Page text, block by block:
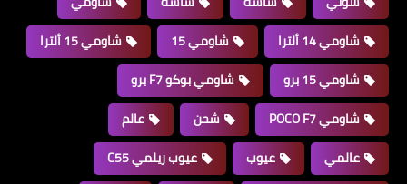
شاومي 14 ألترا
شاومي 15
شاومي 15 ألترا
شاومي 15 برو
شاومي بوكو F7 برو
شاومي POCO F7
شحن
عالم
عالمي
عيوب
عيوب ريلمي C55